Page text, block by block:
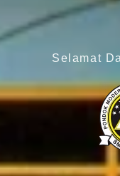
Selamat